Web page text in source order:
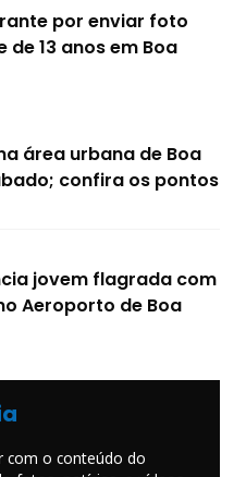
por enviar foto
13 anos em Boa
área urbana de Boa
confira os pontos
jovem flagrada com
Aeroporto de Boa
com o conteúdo do